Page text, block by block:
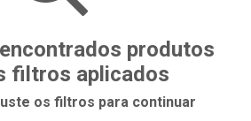
produtos
filtros aplicados
os filtros para continuar